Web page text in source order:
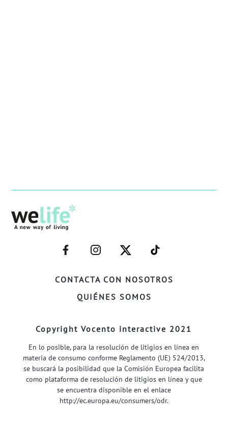
CONTACTA CON NOSOTROS
QUIÉNES SOMOS
–
FACEBOOK–
–
INSTAGRAM–
–
TWITTER–
–
WELIFE–
Copyright Vocento interactive 2021
En lo posible, para la resolución de litigios en línea en
materia de consumo conforme Reglamento (UE) 524/2013,
se buscará la posibilidad que la Comisión Europea facilita
como plataforma de resolución de litigios en línea y que
se encuentra disponible en el enlace
http://ec.europa.eu/consumers/odr.